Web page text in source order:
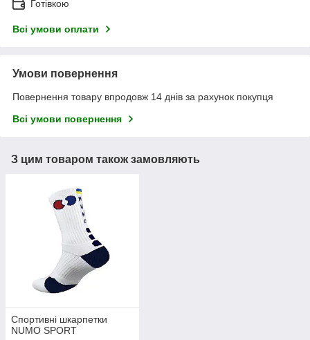
Готівкою
Всі умови оплати
Умови повернення
Повернення товару впродовж 14 днів за рахунок покупця
Всі умови повернення
З цим товаром також замовляють
Спортивні шкарпетки
NUMO SPORT